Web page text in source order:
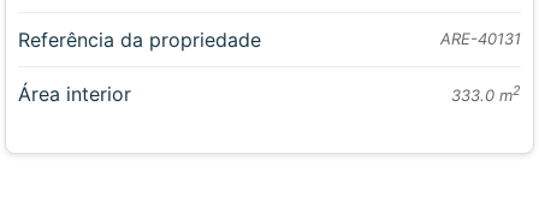
Referência da propriedade ARE-40131
Área interior 333.0 m2